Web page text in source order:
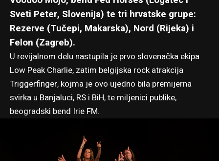
Sveti Peter, Slovenija) te tri hrvatske grupe:
Rezerve (Tučepi, Makarska), Nord (Rijeka) i
Felon (Zagreb).
U revijalnom delu nastupila je prvo slovenačka ekipa
Low Peak Charlie, zatim belgijska rock atrakcija
Triggerfinger, kojma je ovo ujedno bila premijerna
svirka u Banjaluci, RS i BiH, te miljenici publike,
beogradski bend Irie FM.